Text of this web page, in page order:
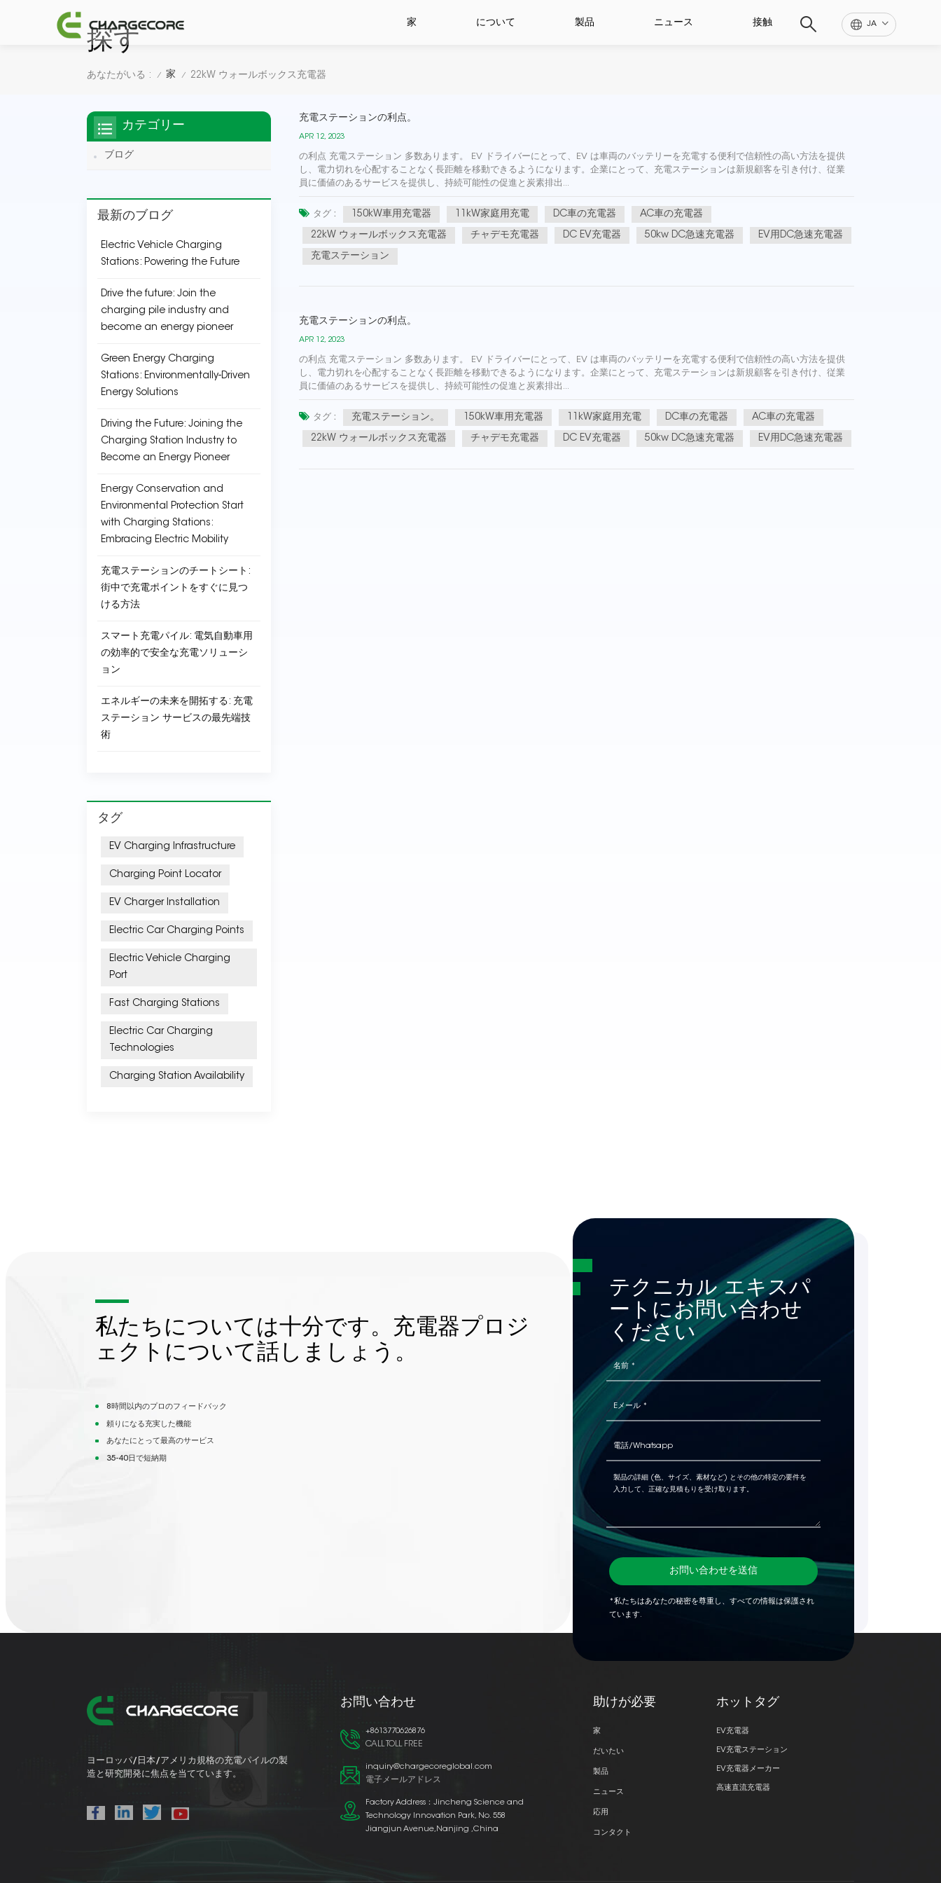
JA
家 について 製品 ニュース 接触
探す
あなたがいる : / 家 / 22kW ウォールボックス充電器
充電ステーションの利点。
APR 12, 2023
の利点 充電ステーション 多数あります。 EV ドライバーにとって、EV は車両のバッテリーを充電する便利で信頼性の高い方法を提供
し、電力切れを心配することなく長距離を移動できるようになります。企業にとって、充電ステーションは新規顧客を引き付け、従業
員に価値のあるサービスを提供し、持続可能性の促進と炭素排出...
タグ : 150kW車用充電器 11kW家庭用充電 DC車の充電器 AC車の充電器
22kW ウォールボックス充電器 チャデモ充電器 DC EV充電器 50kw DC急速充電器 EV用DC急速充電器
充電ステーション
充電ステーションの利点。
APR 12, 2023
の利点 充電ステーション 多数あります。 EV ドライバーにとって、EV は車両のバッテリーを充電する便利で信頼性の高い方法を提供
し、電力切れを心配することなく長距離を移動できるようになります。企業にとって、充電ステーションは新規顧客を引き付け、従業
員に価値のあるサービスを提供し、持続可能性の促進と炭素排出...
タグ : 充電ステーション。 150kW車用充電器 11kW家庭用充電 DC車の充電器 AC車の充電器
22kW ウォールボックス充電器 チャデモ充電器 DC EV充電器 50kw DC急速充電器 EV用DC急速充電器
カテゴリー
ブログ
最新のブログ
Electric Vehicle Charging
Stations: Powering the Future
Drive the future: Join the
charging pile industry and
become an energy pioneer
Green Energy Charging
Stations: Environmentally-Driven
Energy Solutions
Driving the Future: Joining the
Charging Station Industry to
Become an Energy Pioneer
Energy Conservation and
Environmental Protection Start
with Charging Stations:
Embracing Electric Mobility
充電ステーションのチートシート:
街中で充電ポイントをすぐに見つ
ける方法
スマート充電パイル: 電気自動車用
の効率的で安全な充電ソリューシ
ョン
エネルギーの未来を開拓する: 充電
ステーション サービスの最先端技
術
タグ
EV Charging Infrastructure
Charging Point Locator
EV Charger Installation
Electric Car Charging Points
Electric Vehicle Charging
Port
Fast Charging Stations
Electric Car Charging
Technologies
Charging Station Availability
私たちについては十分です。充電器プロジ
ェクトについて話しましょう。
8時間以内のプロのフィードバック
頼りになる充実した機能
あなたにとって最高のサービス
35-40日で短納期
テクニカル エキスパ
ートにお問い合わせ
ください
お問い合わせを送信
*私たちはあなたの秘密を尊重し、すべての情報は保護され
ています.
ヨーロッパ/日本/アメリカ規格の充電パイルの製
造と研究開発に焦点を当てています。
お問い合わせ
+8613770626876
CALL TOLL FREE
inquiry@chargecoreglobal.com
電子メールアドレス
Factory Address：Jincheng Science and
Technology Innovation Park, No. 558
Jiangjun Avenue,Nanjing ,China
助けが必要
家
だいたい
製品
ニュース
応用
コンタクト
ホットタグ
EV充電器
EV充電ステーション
EV充電器メーカー
高速直流充電器